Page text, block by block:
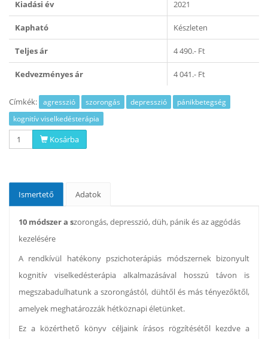
Kiadási év 2021
Kapható Készleten
Teljes ár 4 490.- Ft
Kedvezményes ár 4 041.- Ft
Címkék: agresszió szorongás depresszió
pánikbetegség
kognitív viselkedésterápia
Kosárba
Ismertető Adatok
10 módszer a szorongás, depresszió, düh, pánik és az aggódás
kezelésére
A rendkívül hatékony pszichoterápiás módszernek bizonyult
kognitív viselkedésterápia alkalmazásával hosszú távon is
megszabadulhatunk a szorongástól, dühtől és más tényezőktől,
amelyek meghatározzák hétköznapi életünket.
Ez a közérthető könyv céljaink írásos rögzítésétől kezdve a